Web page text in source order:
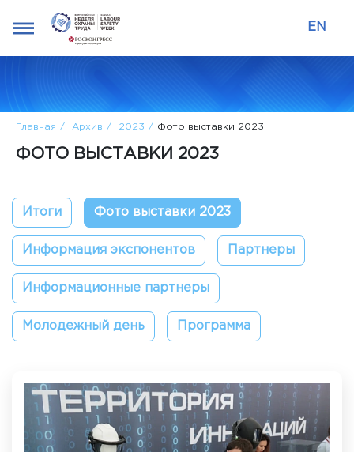
EN
Главная Архив 2023 Фото выставки 2023
ФОТО ВЫСТАВКИ 2023
Итоги Фото выставки 2023
Информация экспонентов Партнеры
Информационные партнеры
Молодежный день Программа